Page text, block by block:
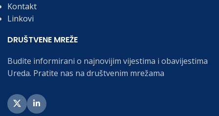
Kontakt
Linkovi
DRUŠTVENE MREŽE
Budite informirani o najnovijim vijestima i obavijestima
Ureda. Pratite nas na društvenim mrežama